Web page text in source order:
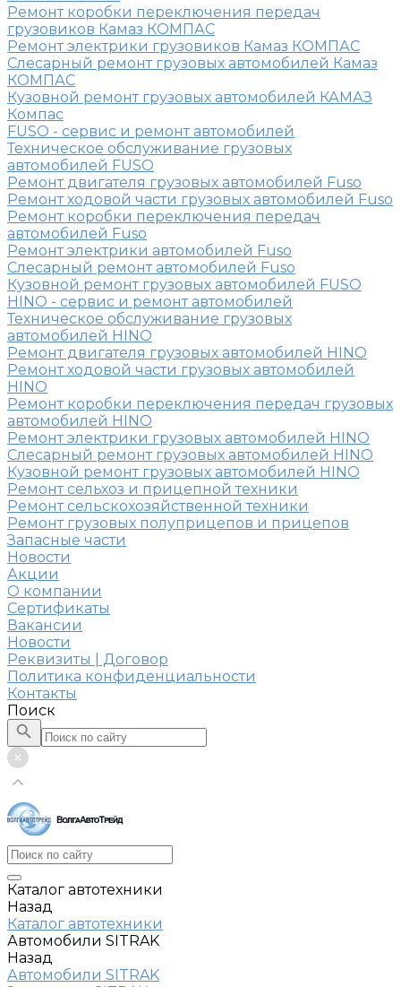
Ремонт коробки переключения передач
грузовиков Камаз КОМПАС
Ремонт электрики грузовиков Камаз КОМПАС
Слесарный ремонт грузовых автомобилей Камаз
КОМПАС
Кузовной ремонт грузовых автомобилей КАМАЗ
Компас
FUSO - сервис и ремонт автомобилей
Техническое обслуживание грузовых
автомобилей FUSO
Ремонт двигателя грузовых автомобилей Fuso
Ремонт ходовой части грузовых автомобилей Fuso
Ремонт коробки переключения передач
автомобилей Fuso
Ремонт электрики автомобилей Fuso
Слесарный ремонт автомобилей Fuso
Кузовной ремонт грузовых автомобилей FUSO
HINO - сервис и ремонт автомобилей
Техническое обслуживание грузовых
автомобилей HINO
Ремонт двигателя грузовых автомобилей HINO
Ремонт ходовой части грузовых автомобилей
HINO
Ремонт коробки переключения передач грузовых
автомобилей HINO
Ремонт электрики грузовых автомобилей HINO
Слесарный ремонт грузовых автомобилей HINO
Кузовной ремонт грузовых автомобилей HINO
Ремонт сельхоз и прицепной техники
Ремонт сельскохозяйственной техники
Ремонт грузовых полуприцепов и прицепов
Запасные части
Новости
Акции
О компании
Сертификаты
Вакансии
Новости
Реквизиты | Договор
Политика конфиденциальности
Контакты
Поиск
Каталог автотехники
Назад
Каталог автотехники
Автомобили SITRAK
Назад
Автомобили SITRAK